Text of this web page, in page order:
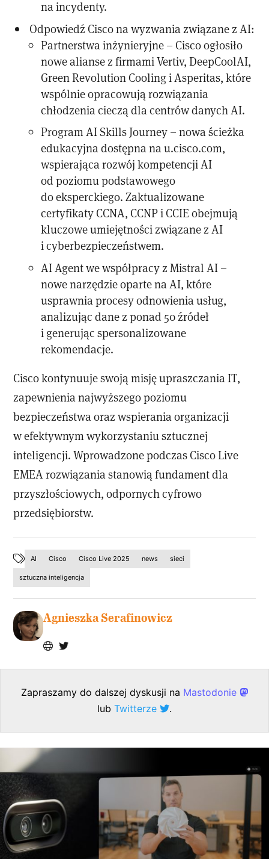
na incydenty.
Odpowiedź Cisco na wyzwania związane z AI:
Partnerstwa inżynieryjne – Cisco ogłosiło
nowe alianse z firmami Vertiv, DeepCoolAI,
Green Revolution Cooling i Asperitas, które
wspólnie opracowują rozwiązania
chłodzenia cieczą dla centrów danych AI.
Program AI Skills Journey – nowa ścieżka
edukacyjna dostępna na u.cisco.com,
wspierająca rozwój kompetencji AI
od poziomu podstawowego
do eksperckiego. Zaktualizowane
certyfikaty CCNA, CCNP i CCIE obejmują
kluczowe umiejętności związane z AI
i cyberbezpieczeństwem.
AI Agent we współpracy z Mistral AI –
nowe narzędzie oparte na AI, które
usprawnia procesy odnowienia usług,
analizując dane z ponad 50 źródeł
i generując spersonalizowane
rekomendacje.
Cisco kontynuuje swoją misję upraszczania IT,
zapewnienia najwyższego poziomu
bezpieczeństwa oraz wspierania organizacji
w efektywnym wykorzystaniu sztucznej
inteligencji. Wprowadzone podczas Cisco Live
EMEA rozwiązania stanowią fundament dla
przyszłościowych, odpornych cyfrowo
przedsiębiorstw.
AI Cisco Cisco Live 2025 news sieci
sztuczna inteligencja
Agnieszka Serafinowicz
Zapraszamy do dalszej dyskusji na Mastodonie
lub Twitterze .